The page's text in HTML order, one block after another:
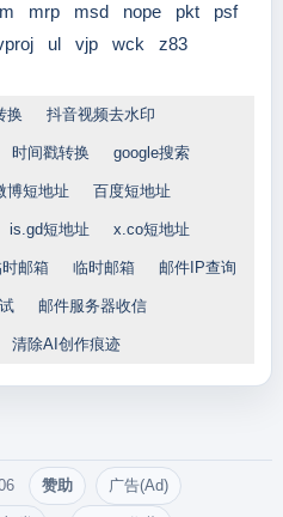
mrp msd nope pkt
psf
ul vjp wck z83
换 抖音视频去水印
时间戳转换 google搜索
博短地址 百度短地址
is.gd短地址 x.co短地址
邮箱 临时邮箱 邮件IP查询
邮件服务器收信
清除AI创作痕迹
赞助 广告(Ad)